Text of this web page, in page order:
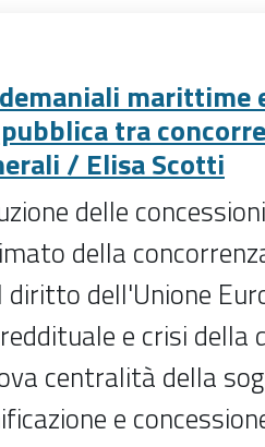
marittime
tra
/ Elisa Scotti
delle
della
dell'Unione
e crisi della
centralità della
e